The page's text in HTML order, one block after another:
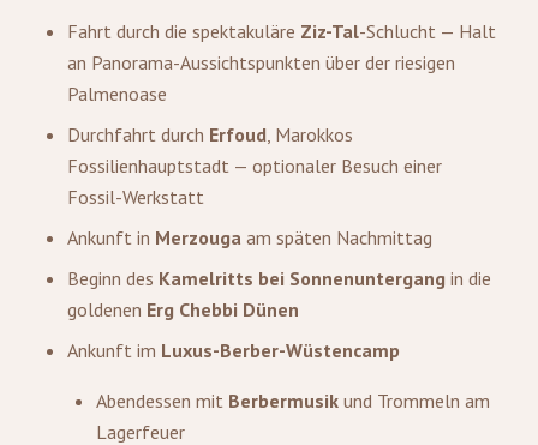
Fahrt durch die spektakuläre Ziz-Tal-Schlucht — Halt
an Panorama-Aussichtspunkten über der riesigen
Palmenoase
Durchfahrt durch Erfoud, Marokkos
Fossilienhauptstadt — optionaler Besuch einer
Fossil-Werkstatt
Ankunft in Merzouga am späten Nachmittag
Beginn des Kamelritts bei Sonnenuntergang in die
goldenen Erg Chebbi Dünen
Ankunft im Luxus-Berber-Wüstencamp
Abendessen mit Berbermusik und Trommeln am
Lagerfeuer